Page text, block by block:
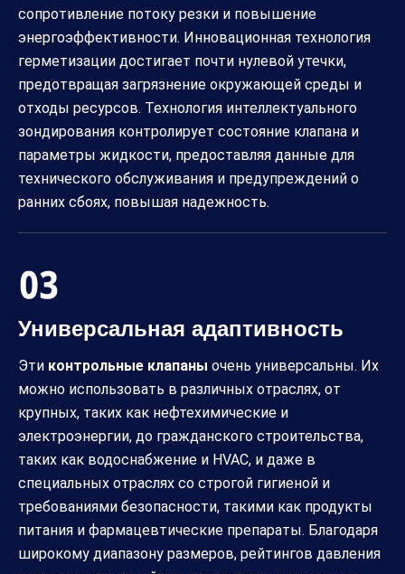
сопротивление потоку резки и повышение
энергоэффективности. Инновационная технология
герметизации достигает почти нулевой утечки,
предотвращая загрязнение окружающей среды и
отходы ресурсов. Технология интеллектуального
зондирования контролирует состояние клапана и
параметры жидкости, предоставляя данные для
технического обслуживания и предупреждений о
ранних сбоях, повышая надежность.
Универсальная адаптивность
Эти контрольные клапаны очень универсальны. Их
можно использовать в различных отраслях, от
крупных, таких как нефтехимические и
электроэнергии, до гражданского строительства,
таких как водоснабжение и HVAC, и даже в
специальных отраслях со строгой гигиеной и
требованиями безопасности, такими как продукты
питания и фармацевтические препараты. Благодаря
широкому диапазону размеров, рейтингов давления